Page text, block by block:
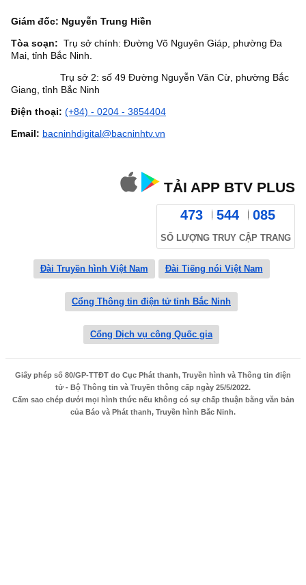
Giám đốc: Nguyễn Trung Hiền
Tòa soạn: Trụ sở chính: Đường Võ Nguyên Giáp, phường Đa
Mai, tỉnh Bắc Ninh.
Trụ sở 2: số 49 Đường Nguyễn Văn Cừ, phường Bắc
Giang, tỉnh Bắc Ninh
Điện thoại: (+84) - 0204 - 3854404
Email: bacninhdigital@bacninhtv.vn
TẢI APP BTV PLUS
473 544 085
SỐ LƯỢNG TRUY CẬP TRANG
Đài Truyền hình Việt Nam Đài Tiếng nói Việt Nam
Cổng Thông tin điện tử tỉnh Bắc Ninh
Cổng Dịch vụ công Quốc gia
Giấy phép số 80/GP-TTĐT do Cục Phát thanh, Truyền hình và Thông tin điện
tử - Bộ Thông tin và Truyền thông cấp ngày 25/5/2022.
Cấm sao chép dưới mọi hình thức nếu không có sự chấp thuận bằng văn bản
của Báo và Phát thanh, Truyền hình Bắc Ninh.